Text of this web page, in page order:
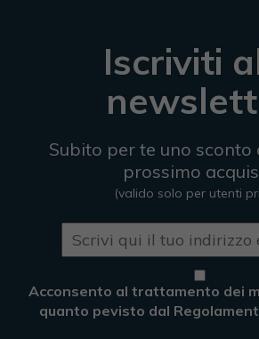
Iscriviti
Subito per te uno sconto
prossimo
(valido solo per utenti
Acconsento al trattamento dei
quanto pevisto dal